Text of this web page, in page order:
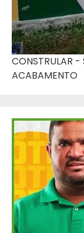
CONSTRULAR -
ACABAMENTO